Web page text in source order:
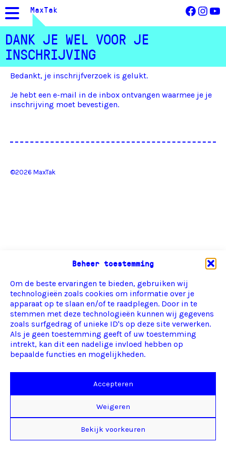
Beheer toestemming
Om de beste ervaringen te bieden, gebruiken wij
technologieën zoals cookies om informatie over je
apparaat op te slaan en/of te raadplegen. Door in te
stemmen met deze technologieën kunnen wij gegevens
zoals surfgedrag of unieke ID's op deze site verwerken.
Als je geen toestemming geeft of uw toestemming
intrekt, kan dit een nadelige invloed hebben op
bepaalde functies en mogelijkheden.
Accepteren
Weigeren
Bekijk voorkeuren
MaxTak
DANK JE WEL VOOR JE
INSCHRIJVING
Bedankt, je inschrijfverzoek is gelukt.
Je hebt een e-mail in de inbox ontvangen waarmee je je
inschrijving moet bevestigen.
©2026 MaxTak